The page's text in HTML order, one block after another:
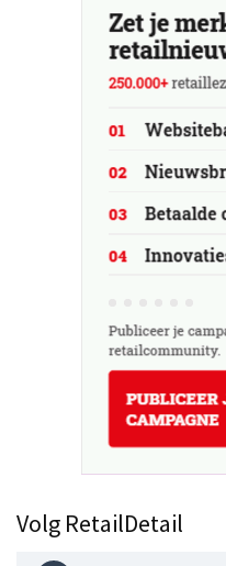
Volg RetailDetail